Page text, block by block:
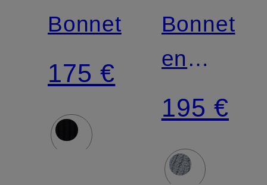
Bonnet
175 €
Bonnet
en
bouclé
195 €